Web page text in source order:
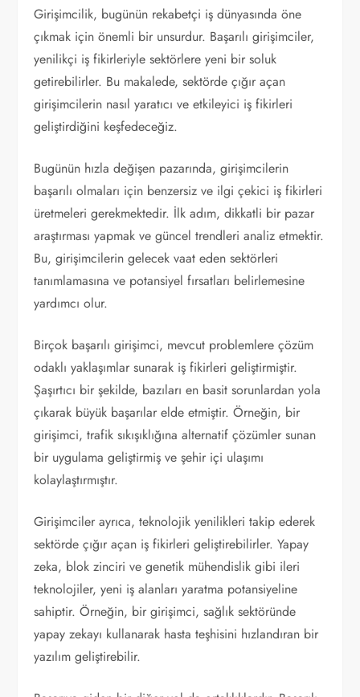
Girişimcilik, bugünün rekabetçi iş dünyasında öne
çıkmak için önemli bir unsurdur. Başarılı girişimciler,
yenilikçi iş fikirleriyle sektörlere yeni bir soluk
getirebilirler. Bu makalede, sektörde çığır açan
girişimcilerin nasıl yaratıcı ve etkileyici iş fikirleri
geliştirdiğini keşfedeceğiz.
Bugünün hızla değişen pazarında, girişimcilerin
başarılı olmaları için benzersiz ve ilgi çekici iş fikirleri
üretmeleri gerekmektedir. İlk adım, dikkatli bir pazar
araştırması yapmak ve güncel trendleri analiz etmektir.
Bu, girişimcilerin gelecek vaat eden sektörleri
tanımlamasına ve potansiyel fırsatları belirlemesine
yardımcı olur.
Birçok başarılı girişimci, mevcut problemlere çözüm
odaklı yaklaşımlar sunarak iş fikirleri geliştirmiştir.
Şaşırtıcı bir şekilde, bazıları en basit sorunlardan yola
çıkarak büyük başarılar elde etmiştir. Örneğin, bir
girişimci, trafik sıkışıklığına alternatif çözümler sunan
bir uygulama geliştirmiş ve şehir içi ulaşımı
kolaylaştırmıştır.
Girişimciler ayrıca, teknolojik yenilikleri takip ederek
sektörde çığır açan iş fikirleri geliştirebilirler. Yapay
zeka, blok zinciri ve genetik mühendislik gibi ileri
teknolojiler, yeni iş alanları yaratma potansiyeline
sahiptir. Örneğin, bir girişimci, sağlık sektöründe
yapay zekayı kullanarak hasta teşhisini hızlandıran bir
yazılım geliştirebilir.